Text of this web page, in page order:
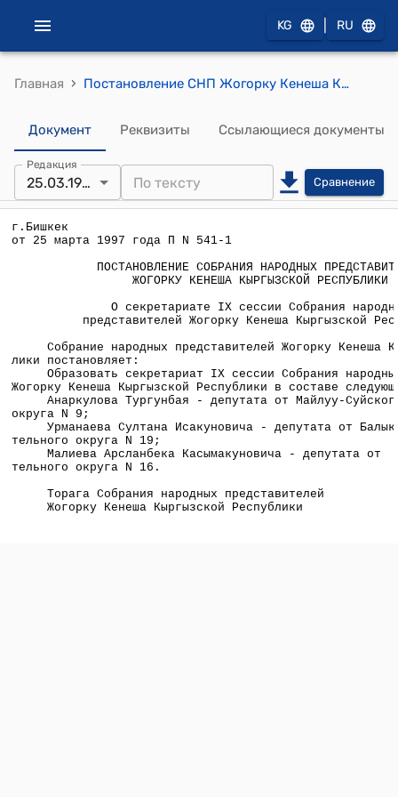
KG RU
Главная › Постановление СНП Жогорку Кенеша КР от 25 марта 1997 года П №541-1 "О секретариате IX сессии Собрания народных представителей Жогорку Кенеша Кыргызской Республики"
Документ Реквизиты Ссылающиеся документы
Редакция
25.03.1997 Сравнение